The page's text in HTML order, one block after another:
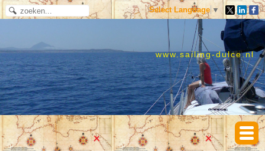
Select Language ▼
www.sailing-dulce.nl